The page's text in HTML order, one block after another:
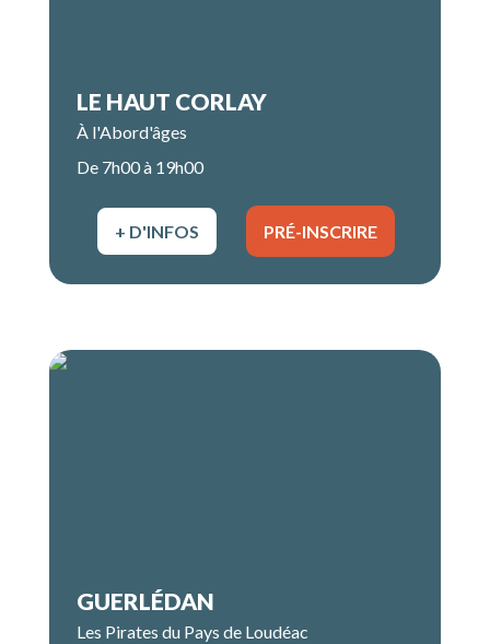
LE HAUT CORLAY
À l'Abord'âges
De 7h00 à 19h00
+ D'INFOS PRÉ-INSCRIRE
GUERLÉDAN
Les Pirates du Pays de Loudéac